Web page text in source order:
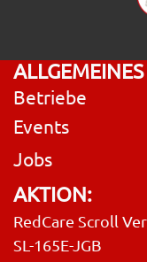
ALLGEMEINES
Betriebe
Events
Jobs
AKTION:
RedCare Scroll
SL-165E-JGB